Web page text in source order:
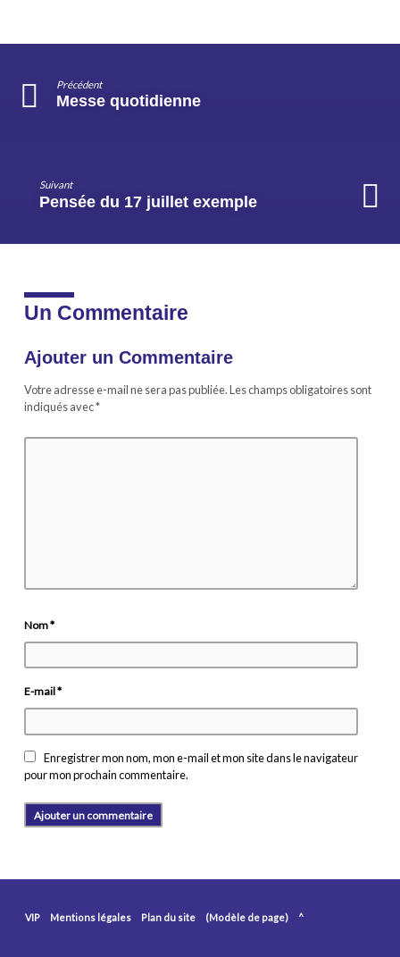
Précédent
Messe quotidienne
Suivant
Pensée du 17 juillet exemple
Un Commentaire
Ajouter un Commentaire
Votre adresse e-mail ne sera pas publiée.Les champs obligatoires sont
indiqués avec*
Nom*
E-mail*
Enregistrer mon nom, mon e-mail et mon site dans le navigateur
pour mon prochain commentaire.
VIP Mentions légales Plan du site (Modèle de page) ^